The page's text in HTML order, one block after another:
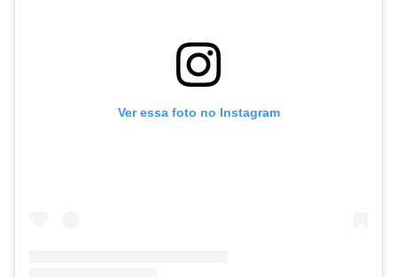
Ver essa foto no Instagram